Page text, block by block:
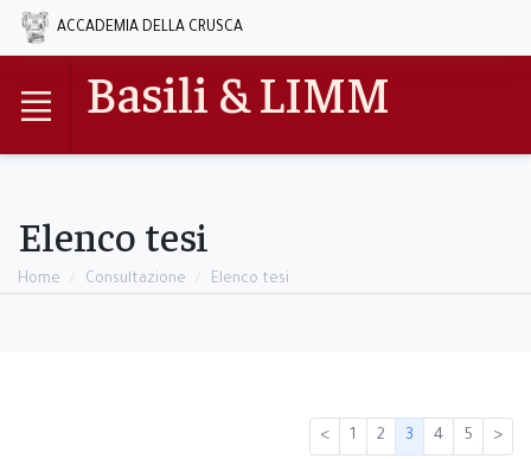
ACCADEMIA DELLA CRUSCA
Basili & LIMM
Elenco tesi
Home Consultazione Elenco tesi
< 1 2 3 4 5 >